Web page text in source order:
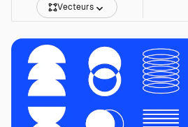
Vecteurs